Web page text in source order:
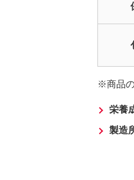
商品
栄養
製造